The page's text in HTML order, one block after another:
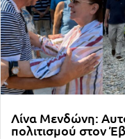
Λίνα Μενδώνη:
πολιτισμού στον